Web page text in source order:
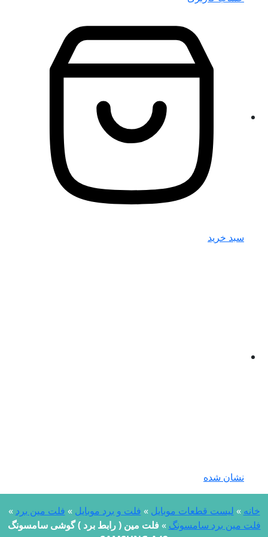
سبد خرید
نشان شده
»لیست قطعات موبایل»فلت و برد موبایل»فلت مین برد»
مین برد سامسونگ»فلت مین ( رابط برد ) گوشی سامسونگ